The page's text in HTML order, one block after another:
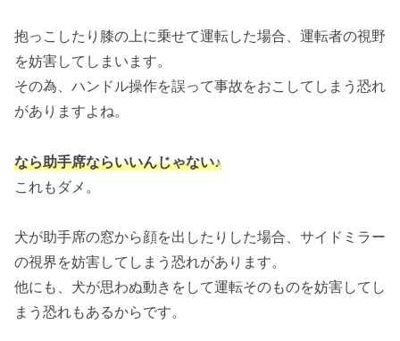
抱っこしたり膝の上に乗せて運転した場合、運転者の視野
を妨害してしまいます。
その為、ハンドル操作を誤って事故をおこしてしまう恐れ
がありますよね。
なら助手席ならいいんじゃない♪
これもダメ。
犬が助手席の窓から顔を出したりした場合、サイドミラー
の視界を妨害してしまう恐れがあります。
他にも、犬が思わぬ動きをして運転そのものを妨害してし
まう恐れもあるからです。